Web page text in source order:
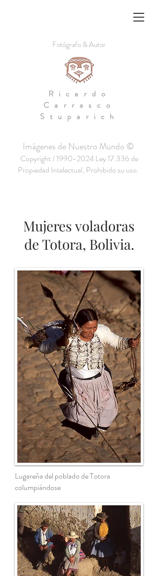
Fotógrafo & Autor
Ricardo
Carrasco
Stuparich
Imágenes de Nuestro Mundo ©
Copyright /1990-2024Ley 17.336 de
Propiedad Intelectual, Prohibido su uso.
Mujeres voladoras
de Totora, Bolivia.
Lugareña del poblado de Totora
columpiándose